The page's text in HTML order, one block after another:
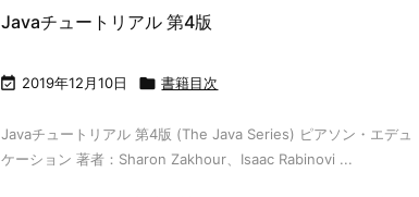
Javaチュートリアル 第4版
 2019年12月10日  書籍目次
Javaチュートリアル 第4版 (The Java Series) ピアソン・エデュ
ケーション 著者：Sharon Zakhour、Isaac Rabinovi ...